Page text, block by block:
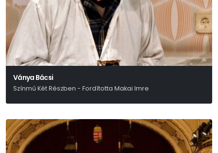
Ványa Bácsi
Színmű Két Részben - Fordította Makai Imre